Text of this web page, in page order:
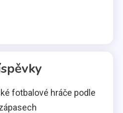
fotbalové hráče podle